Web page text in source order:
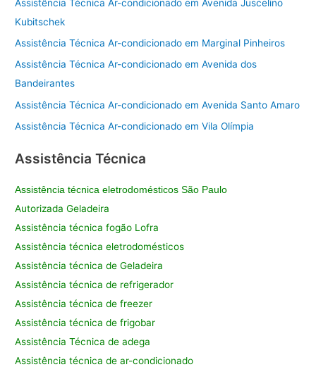
Assistência Técnica Ar-condicionado em Avenida Juscelino
Kubitschek
Assistência Técnica Ar-condicionado em Marginal Pinheiros
Assistência Técnica Ar-condicionado em Avenida dos
Bandeirantes
Assistência Técnica Ar-condicionado em Avenida Santo Amaro
Assistência Técnica Ar-condicionado em Vila Olímpia
Assistência Técnica
Assistência técnica eletrodomésticos São Paulo
Autorizada Geladeira
Assistência técnica fogão Lofra
Assistência técnica eletrodomésticos
Assistência técnica de Geladeira
Assistência técnica de refrigerador
Assistência técnica de freezer
Assistência técnica de frigobar
Assistência Técnica de adega
Assistência técnica de ar-condicionado